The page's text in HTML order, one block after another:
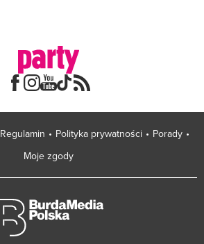
Regulamin Polityka prywatności
Porady
Moje zgody